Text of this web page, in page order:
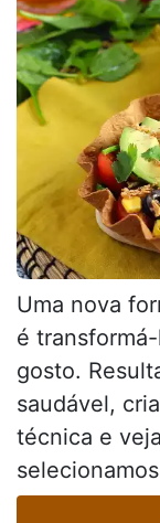
Uma nova
é
gosto.
saudável,
técnica e